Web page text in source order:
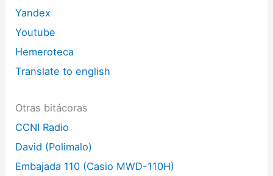
Yandex
Youtube
Hemeroteca
Translate to english
Otras bitácoras
CCNI Radio
David (Polimalo)
Embajada 110 (Casio MWD-110H)